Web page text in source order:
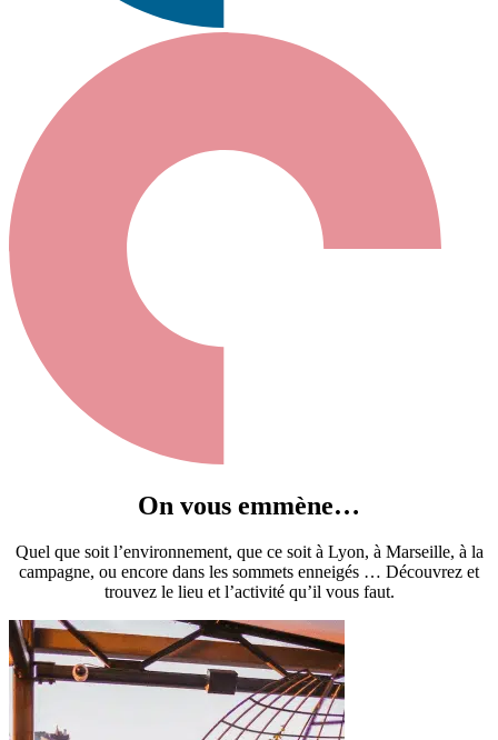
On vous emmène…
Quel que soit l’environnement, que ce soit à Lyon, à Marseille, à la
campagne, ou encore dans les sommets enneigés … Découvrez et
trouvez le lieu et l’activité qu’il vous faut.